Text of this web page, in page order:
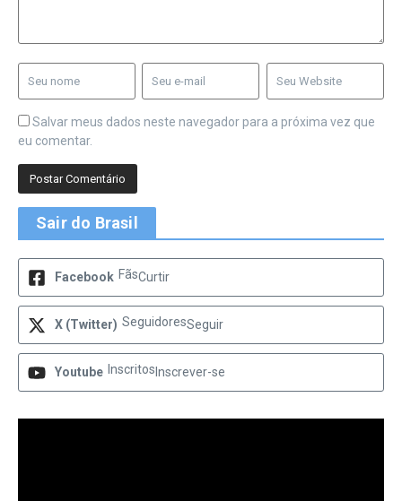
Salvar meus dados neste navegador para a próxima vez que
eu comentar.
Sair do Brasil
Facebook FãsCurtir
X (Twitter) SeguidoresSeguir
Youtube Inscritos Inscrever-se